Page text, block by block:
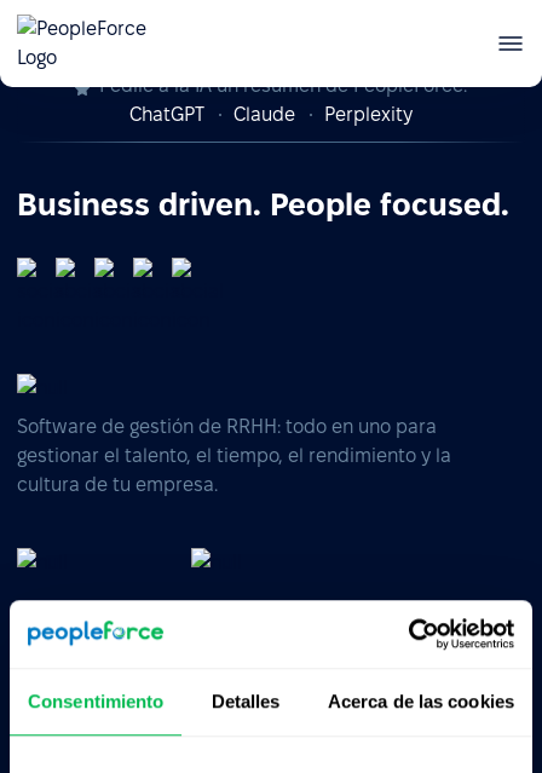
Consentimiento Detalles Acerca de las cookies
Pedile a la IA un resumen de PeopleForce:
ChatGPT
Claude Perplexity
Business driven. People focused.
Software de gestión de RRHH: todo en uno para
gestionar el talento, el tiempo, el rendimiento y la
cultura de tu empresa.